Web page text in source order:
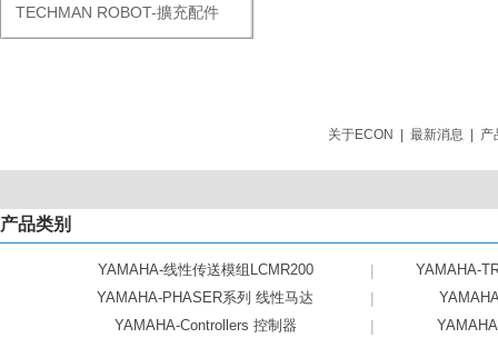
TECHMAN ROBOT-擴充配件
关于ECON 最新消息 产
产品类别
YAMAHA-线性传送模组LCMR200 |
YAMAHA-
YAMAHA-PHASER系列 线性马达
|
YAMAHA-Controllers 控制器
|